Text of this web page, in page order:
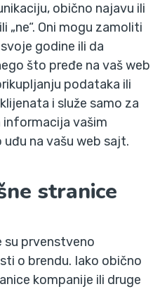
obično najavu ili
„ne“. Oni mogu zamoliti
godine ili da
što pređe na vaš web
podataka ili
i služe samo za
informacija vašim
na vašu web sajt.
stranice
su prvenstveno
o brendu. Iako obično
kompanije ili druge